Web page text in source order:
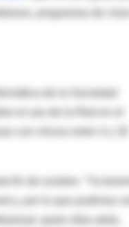
programas de
de la Sociedad
el uso de la Red en el
con chicos entre 4 y 18
fin de octubre. “Ya